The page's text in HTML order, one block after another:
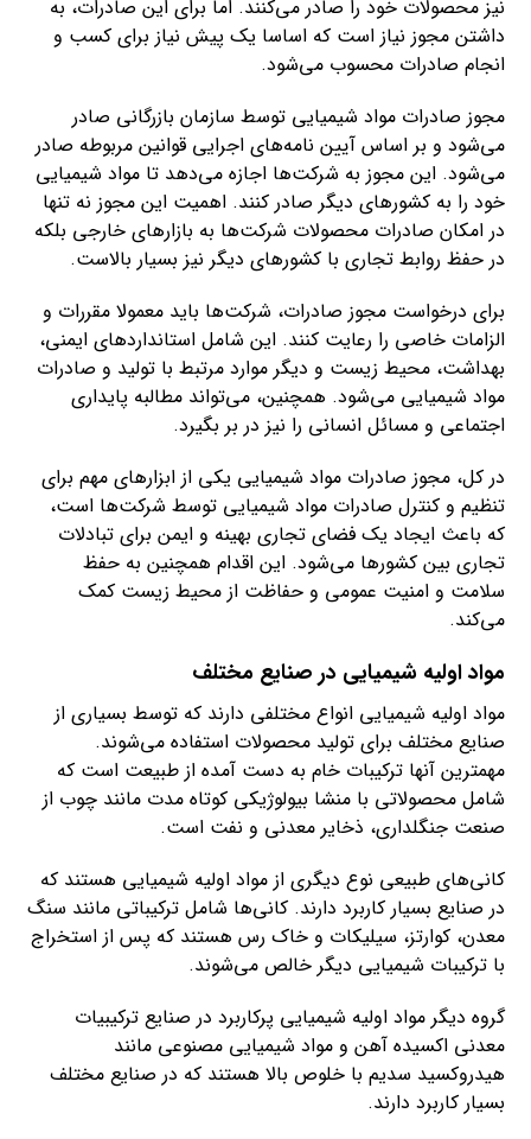
نیز محصولات خود را صادر می‌کنند. اما برای این صادرات، به
داشتن مجوز نیاز است که اساسا یک پیش نیاز برای کسب و
انجام صادرات محسوب می‌شود.
مجوز صادرات مواد شیمیایی توسط سازمان بازرگانی صادر
می‌شود و بر اساس آیین نامه‌های اجرایی قوانین مربوطه صادر
می‌شود. این مجوز به شرکت‌ها اجازه می‌دهد تا مواد شیمیایی
خود را به کشورهای دیگر صادر کنند. اهمیت این مجوز نه تنها
در امکان صادرات محصولات شرکت‌ها به بازارهای خارجی بلکه
در حفظ روابط تجاری با کشورهای دیگر نیز بسیار بالاست.
برای درخواست مجوز صادرات، شرکت‌ها باید معمولا مقررات و
الزامات خاصی را رعایت کنند. این شامل استانداردهای ایمنی،
بهداشت، محیط زیست و دیگر موارد مرتبط با تولید و صادرات
مواد شیمیایی می‌شود. همچنین، می‌تواند مطالبه پایداری
اجتماعی و مسائل انسانی را نیز در بر بگیرد.
در کل، مجوز صادرات مواد شیمیایی یکی از ابزارهای مهم برای
تنظیم و کنترل صادرات مواد شیمیایی توسط شرکت‌ها است،
که باعث ایجاد یک فضای تجاری بهینه و ایمن برای تبادلات
تجاری بین کشورها می‌شود. این اقدام همچنین به حفظ
سلامت و امنیت عمومی و حفاظت از محیط زیست کمک
می‌کند.
مواد اولیه شیمیایی در صنایع مختلف
مواد اولیه شیمیایی انواع مختلفی دارند که توسط بسیاری از
صنایع مختلف برای تولید محصولات استفاده می‌شوند.
مهمترین آنها ترکیبات خام به دست آمده از طبیعت است که
شامل محصولاتی با منشا بیولوژیکی کوتاه مدت مانند چوب از
صنعت جنگلداری، ذخایر معدنی و نفت است.
کانی‌های طبیعی نوع دیگری از مواد اولیه شیمیایی هستند که
در صنایع بسیار کاربرد دارند. کانی‌ها شامل ترکیباتی مانند سنگ
معدن، کوارتز، سیلیکات و خاک رس هستند که پس از استخراج
با ترکیبات شیمیایی دیگر خالص می‌شوند.
گروه دیگر مواد اولیه شیمیایی پرکاربرد در صنایع ترکیبیات
معدنی اکسیده آهن و مواد شیمیایی مصنوعی مانند
هیدروکسید سدیم با خلوص بالا هستند که در صنایع مختلف
بسیار کاربرد دارند.